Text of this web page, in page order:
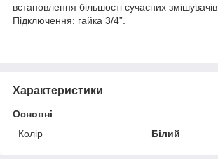
встановлення більшості сучасних змішувачів.
Підключення: гайка 3/4”.
Характеристики
Основні
Колір
Білий